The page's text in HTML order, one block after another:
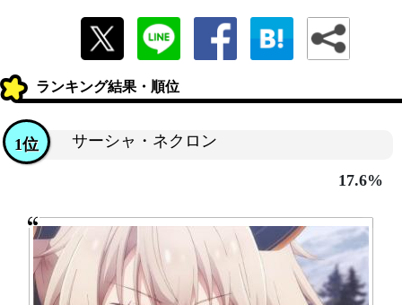
ランキング結果・順位
サーシャ・ネクロン
1位
17.6%